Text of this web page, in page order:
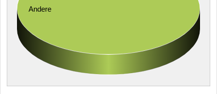
Andere